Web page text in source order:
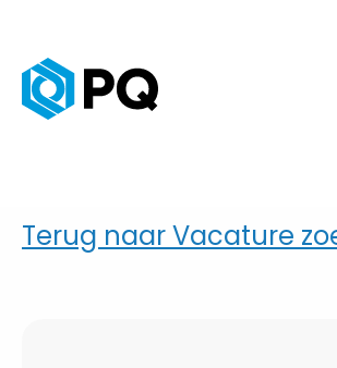
Terug naar Vacature